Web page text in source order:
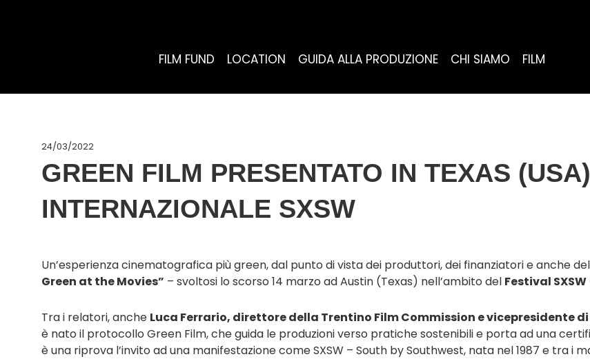
FILM FUND LOCATION GUIDA ALLA PRODUZIONE CHI SIAMO FILM
24/03/2022
GREEN FILM PRESENTATO IN TEXAS
INTERNAZIONALE SXSW
Un’esperienza cinematografica più green, dal punto di vista dei produttori, dei finanziatori e anche
Green at the Movies” – svoltosi lo scorso 14 marzo ad Austin (Texas) nell’ambito del Festival SXSW
Tra i relatori, anche Luca Ferrario, direttore della Trentino Film Commission e vicepresidente
è nato il protocollo Green Film, che guida le produzioni verso pratiche sostenibili e porta ad una
è una riprova l’invito ad una manifestazione come SXSW – South by Southwest, nata nel 1987 e tra i